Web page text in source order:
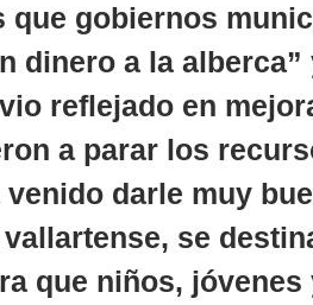
que gobiernos
dinero a la
reflejado en
a parar los
venido darle muy
se
que niños,